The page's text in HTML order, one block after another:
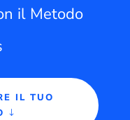
il Metodo
IL TUO